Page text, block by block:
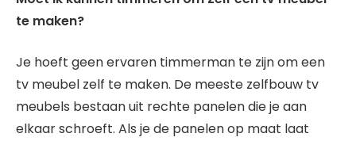
te maken?
Je hoeft geen ervaren timmerman te zijn om een
tv meubel zelf te maken. De meeste zelfbouw tv
meubels bestaan uit rechte panelen die je aan
elkaar schroeft. Als je de panelen op maat laat